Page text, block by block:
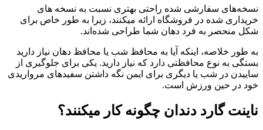
نسخه‌های سفارشی‌ شده راحتی بهتری نسبت به نسخه‌ های
خریداری‌ شده در فروشگاه ارائه میکنند، زیرا به طور خاص برای
شکل منحصر به فرد دهان شما طراحی شده‌اند.
به طور خلاصه، اینکه آیا به محافظ شب یا محافظ دهان نیاز دارید
بستگی به نوع محافظتی دارد که نیاز دارید. یکی برای جلوگیری از
ساییدن در شب یا دیگری برای ایمن نگه داشتن سفیدهای مرواریدی
خود در حین ورزش است.
ناینت گارد دندان چگونه کار میکنند؟